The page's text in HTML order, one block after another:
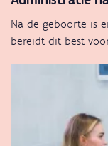
Na de geboorte is
bereidt dit best